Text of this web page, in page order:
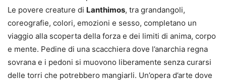
Le povere creature di Lanthimos, tra grandangoli,
coreografie, colori, emozioni e sesso, completano un
viaggio alla scoperta della forza e dei limiti di anima, corpo
e mente. Pedine di una scacchiera dove l’anarchia regna
sovrana e i pedoni si muovono liberamente senza curarsi
delle torri che potrebbero mangiarli. Un’opera d’arte dove